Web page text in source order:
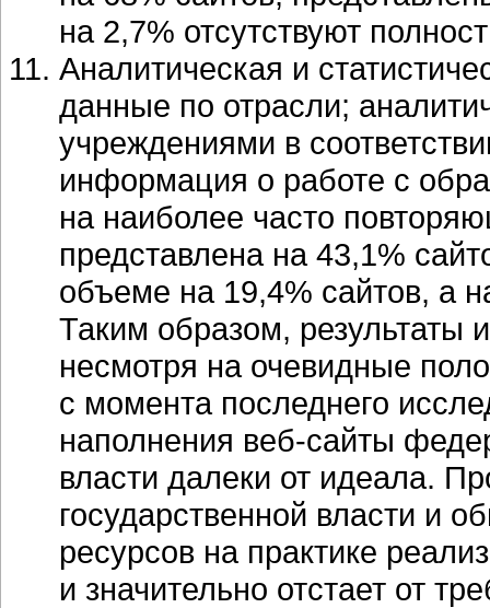
на 2,7% отсутствуют
Аналитическая и
данные по отрасли;
учреждениями в
информация о работе с
на наиболее часто
представлена на 43,1%
объеме на 19,4% сайтов, а
Таким образом, результаты
несмотря на очевидные
с момента последнего
наполнения веб-сайты
власти далеки от идеала.
государственной власти и
ресурсов на практике
и значительно отстает от